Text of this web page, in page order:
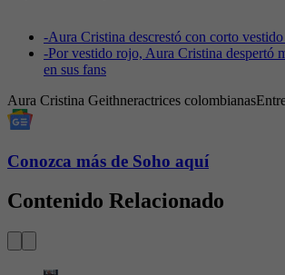
-Aura Cristina descrestó con corto vestido
-Por vestido rojo, Aura Cristina despertó
en sus fans
Aura Cristina Geithneractrices colombianas
Conozca más de Soho aquí
Contenido Relacionado